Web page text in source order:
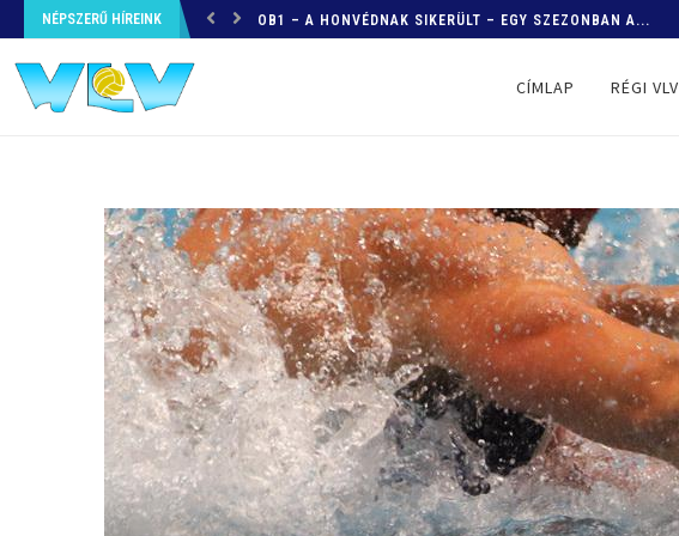
NÉPSZERŰ HÍREINK OB1 – A HONVÉDNAK SIKERÜLT – EGY SZEZONBAN A...
CÍMLAP RÉGI VLV